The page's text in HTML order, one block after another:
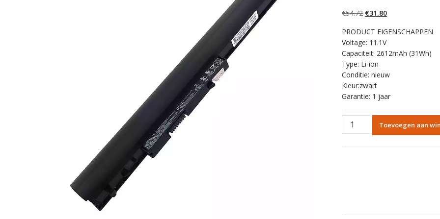
gebaseerd op
klantbeoordelinge
€54.72 Oorspronkelijke
was:
€54.72.
€31.80Huidige
is:
PRODUCT EIGENSCHAPPEN
Voltage: 11.1V
Capaciteit: 2612mAh (31Wh)
Type: Li-ion
Conditie: nieuw
Kleur:zwart
Garantie: 1 jaar
Originele
Toevoegen aan